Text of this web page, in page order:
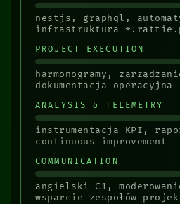
nestjs, graphql,
infrastruktura
PROJECT EXECUTION
harmonogramy,
dokumentacja operacyjna
ANALYSIS & TELEMETRY
instrumentacja KPI,
continuous improvement
COMMUNICATION
angielski C1,
wsparcie zespołów